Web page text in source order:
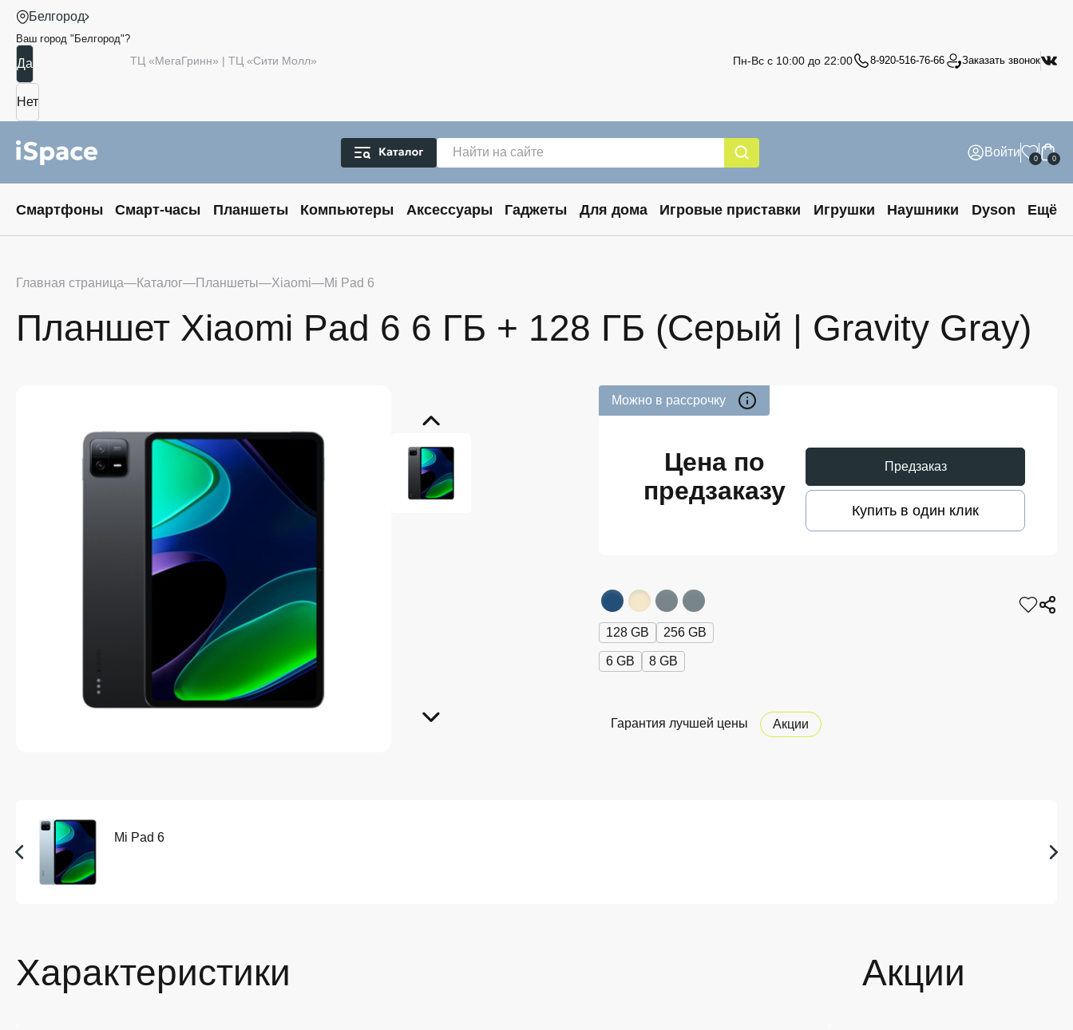
Белгород
Ваш город " Белгород"?
ТЦ «МегаГринн» | ТЦ «Сити Молл» Пн-Вс с 10:00 до 22:00 8-920-516-76-66 Заказать звонок
Войти 0 0
Смартфоны Смарт-часы Планшеты Компьютеры Аксессуары Гаджеты Для дома Игровые приставки Игрушки Наушники Dyson Ещё
Главная страница Каталог Планшеты Xiaomi Mi Pad 6
Планшет Xiaomi Pad 6 6 ГБ + 128 ГБ (Серый | Gravity Gray)
Можно в рассрочку
Цена по
предзаказу
Предзаказ
Купить в один клик
128 GB 256 GB
6 GB 8 GB
Гарантия лучшей цены Акции
Mi Pad 6
Акции
Характеристики